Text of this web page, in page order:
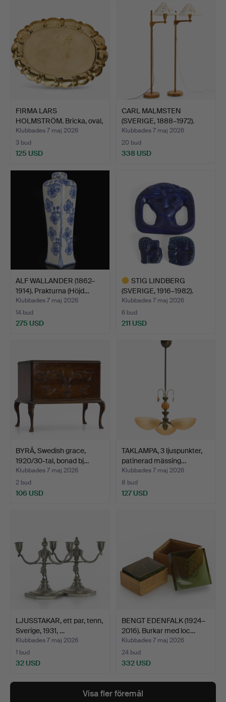
FIRMA LARS
HOLMSTRÖM. Bricka, oval,
handdr…
Klubbades 7 maj 2026
3 bud
125 USD
CARL MALMSTEN
(SVERIGE, 1888–1972).
''Stak…
Klubbades 7 maj 2026
20 bud
338 USD
ALF WALLANDER (1862–
1914). Prakturna (Höjd…
Klubbades 7 maj 2026
14 bud
275 USD
STIG LINDBERG
(SVERIGE, 1916–1982).
Spänne…
Klubbades 7 maj 2026
6 bud
211 USD
BYRÅ, Swedish grace,
1920/30-tal, bonad bj…
Klubbades 7 maj 2026
2 bud
106 USD
TAKLAMPA, 3 ljuspunkter,
patinerad mässing…
Klubbades 7 maj 2026
8 bud
127 USD
LJUSSTAKAR, ett par, tenn,
Sverige, 1931, …
Klubbades 7 maj 2026
1 bud
32 USD
BENGT EDENFALK (1924–
2016). Burkar med loc…
Klubbades 7 maj 2026
24 bud
332 USD
Visa fler föremål